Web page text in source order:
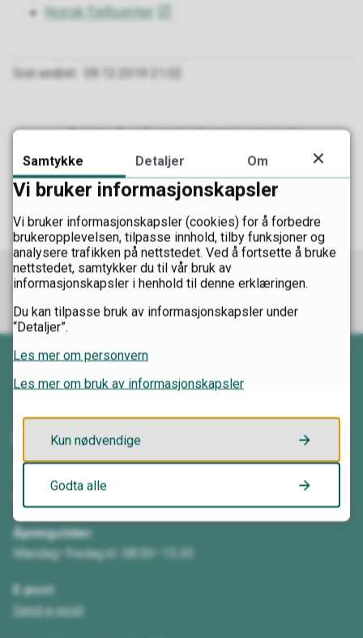
Norsk fjellsenter
Sist endret 09.12.2019 21.02
Fant du det du lette etter?
Ja Nei
Skriv utDel på Facebook
Del på TwitterDel på LinkedIn
Tips en venn
Kontakt oss
Telefon:
Åpningstider:
Mandag–fredag kl. 08.00–15.30
E-post:
Send e-post
Samtykke Detaljer Om
Vi bruker informasjonskapsler
Vi bruker informasjonskapsler (cookies) for å forbedre
brukeropplevelsen, tilpasse innhold, tilby funksjoner og
analysere trafikken på nettstedet. Ved å fortsette å bruke
nettstedet, samtykker du til vår bruk av
informasjonskapsler i henhold til denne erklæringen.
Du kan tilpasse bruk av informasjonskapsler under
“Detaljer”.
Les mer om personvern
Les mer om bruk av informasjonskapsler
Kun nødvendige
Godta alle